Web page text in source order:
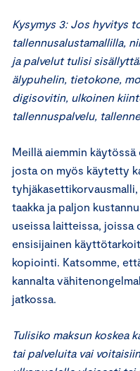
Kysymys 3: Jos hyvitys
tallennusalustamallilla,
ja palvelut tulisi
älypuhelin, tietokone,
digisovitin, ulkoinen
tallennuspalvelu,
Meillä aiemmin
josta on myös käytetty
taakka ja paljon
useissa laitteissa, joissa
ensisijainen
kopiointi. Katsomme,
kannalta
jatkossa.
Tulisiko maksun koskea
tai palveluita vai